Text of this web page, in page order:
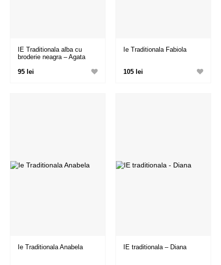
IE Traditionala alba cu
broderie neagra – Agata
95 lei
Ie Traditionala Fabiola
105 lei
Ie Traditionala Anabela IE traditionala – Diana